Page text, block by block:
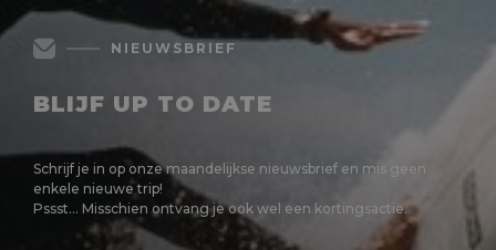
NIEUWSBRIEF
BLIJF UP TO DATE
Schrijf je in op onze maandelijkse nieuwsbrief en mis geen
enkele nieuwe trip!
Pssst... Misschien ontvang je ook wel een kortingsactie.